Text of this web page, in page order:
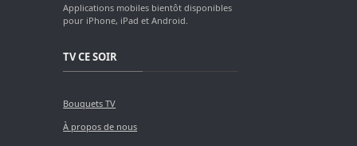
Applications mobiles bientôt disponibles
pour iPhone, iPad et Android.
TV CE SOIR
Bouquets TV
À propos de nous